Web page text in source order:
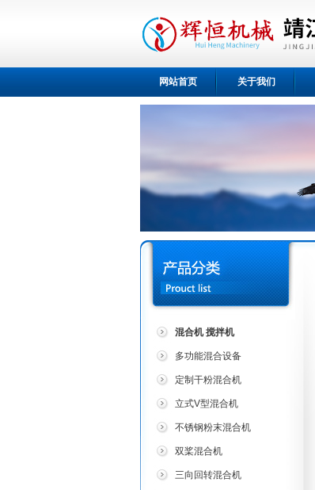
网站首页 关于我们
混合机 搅拌机
多功能混合设备
定制干粉混合机
立式V型混合机
不锈钢粉末混合机
双桨混合机
三向回转混合机